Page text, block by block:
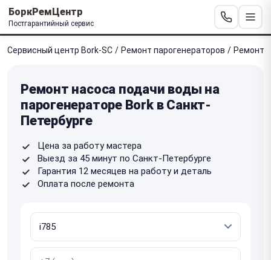
БоркРемЦентр
Постгарантийный сервис
Сервисный центр Bork-SC / Ремонт парогенераторов / Ремонт
Ремонт насоса подачи воды на
парогенераторе Bork в Санкт-
Петербурге
Цена за работу мастера
Выезд за 45 минут по Санкт-Петербурге
Гарантия 12 месяцев на работу и деталь
Оплата после ремонта